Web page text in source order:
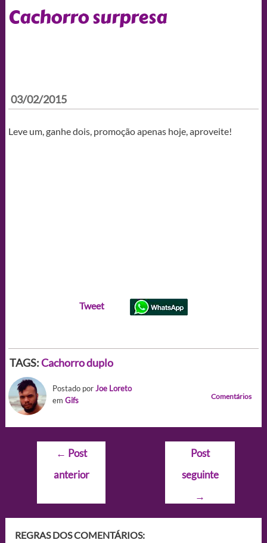
Cachorro surpresa
03/02/2015
Leve um, ganhe dois, promoção apenas hoje, aproveite!
Tweet
TAGS:Cachorro duplo
Postado porJoe Loreto
em Gifs Comentários
Navegação
Post
← Post
anterior
Post
seguinte
→
REGRAS DOS COMENTÁRIOS: